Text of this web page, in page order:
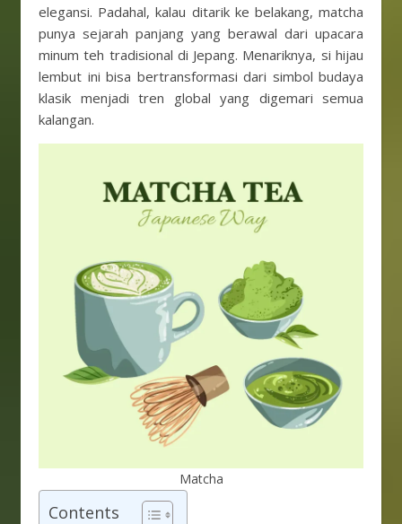
elegansi. Padahal, kalau ditarik ke belakang, matcha
punya sejarah panjang yang berawal dari upacara
minum teh tradisional di Jepang. Menariknya, si hijau
lembut ini bisa bertransformasi dari simbol budaya
klasik menjadi tren global yang digemari semua
kalangan.
Matcha
Contents